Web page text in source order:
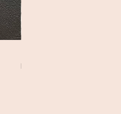
Price
DKK 45.00